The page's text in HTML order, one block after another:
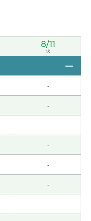
8/11
火
-
-
-
-
-
-
-